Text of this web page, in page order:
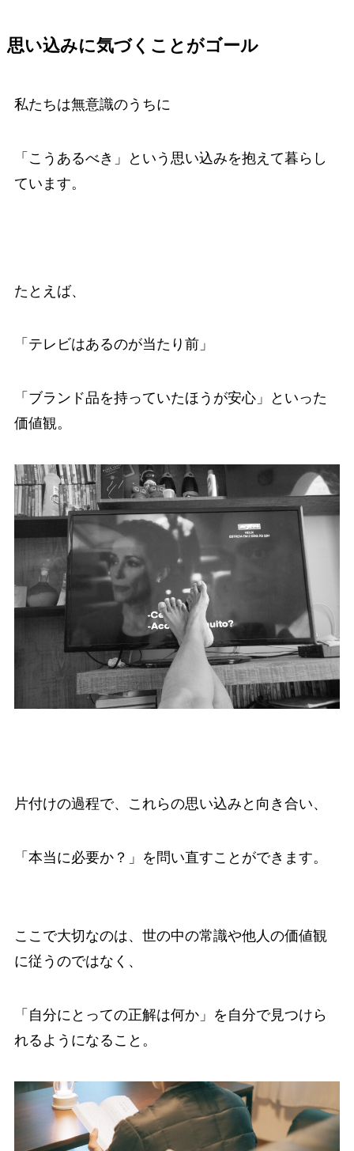
思い込みに気づくことがゴール
私たちは無意識のうちに
「こうあるべき」という思い込みを抱えて暮らし
ています。
たとえば、
「テレビはあるのが当たり前」
「ブランド品を持っていたほうが安心」といった
価値観。
片付けの過程で、これらの思い込みと向き合い、
「本当に必要か？」を問い直すことができます。
ここで大切なのは、世の中の常識や他人の価値観
に従うのではなく、
「自分にとっての正解は何か」を自分で見つけら
れるようになること。